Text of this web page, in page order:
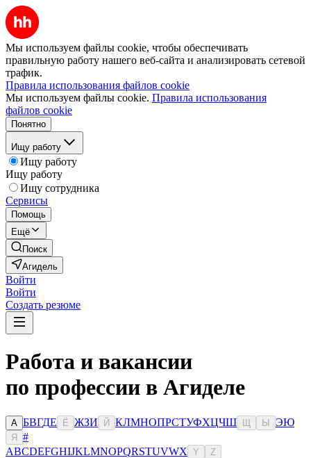
Мы используем файлы cookie, чтобы обеспечивать
правильную работу нашего веб-сайта и анализировать сетевой
трафик.
Правила использования файлов cookie
Мы используем файлы cookie. Правила использования
файлов cookie
Понятно
Ищу работу
Ищу работу
Ищу работу
Ищу сотрудника
Сервисы
Помощь
Ещё
Поиск
Агидель
Войти
Войти
Создать резюме
Работа и вакансии
по профессии в Агиделе
А БВГДЕ Ё ЖЗИ Й КЛМНОПРСТУФХЦЧШ Ы ЭЮ
Я
#
ABCDEFGHIJKLMNOPQRSTUVWX Y Z